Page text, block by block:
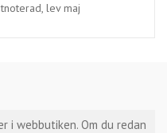
i webbutiken. Om du redan
lev maj